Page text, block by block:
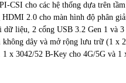
CSI cho các hệ thống dựa trên
HDMI 2.0 cho màn hình độ phân
liệu, 2 cổng USB 3.2 Gen 1 và 3
không dây và mở rộng lưu trữ (1 x
1 x 3042/52 B-Key cho 4G/5G và 1